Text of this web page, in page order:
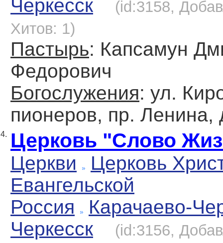
Черкесск
(id:3158,
Хитов: 1)
Пастырь: Капсамун
Федорович
Богослужения: ул.
пионеров, пр. Ленина,
4. Церковь "Слово
Церкви
Церковь
Евангельской
Россия
Карачаево-
Черкесск
(id:3156,